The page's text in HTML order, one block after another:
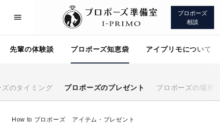
プロポーズ
相談
先輩の体験談 プロポーズ知恵袋 アイプリモについて
のタイミング プロポーズのプレゼント プロポーズの場所
How to プロポーズ アイテム・プレゼント
プロポーズサポート 先輩の体験談